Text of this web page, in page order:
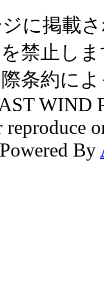
に掲載
禁止し
条約に
WIND
reproduce
By